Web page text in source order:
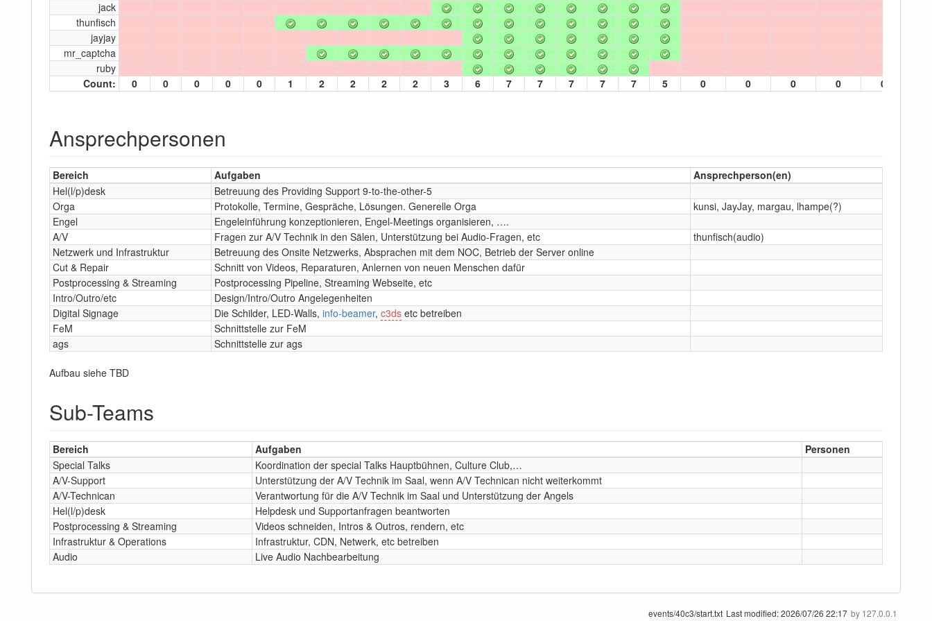
jack
thunfisch
jayjay
mr_captcha
ruby
Count:
0 0 0 0 0 1 2 2 2 2 3 6 7 7 7 7 7 5 0 0 0 0 0
Ansprechpersonen
Bereich Aufgaben
Ansprechperson(en)
Hel(l/p)desk
Betreuung des Providing Support 9-to-the-other-5
Orga
Protokolle, Termine, Gespräche, Lösungen. Generelle Orga
kunsi, JayJay, margau, lhampe(?)
Engel
Engeleinführung konzeptionieren, Engel-Meetings organisieren, ….
A/V
Fragen zur A/V Technik in den Sälen, Unterstützung bei Audio-Fragen, etc
thunfisch(audio)
Netzwerk und Infrastruktur
Betreuung des Onsite Netzwerks, Absprachen mit dem NOC, Betrieb der Server online
Cut & Repair
Schnitt von Videos, Reparaturen, Anlernen von neuen Menschen dafür
Postprocessing & Streaming
Postprocessing Pipeline, Streaming Webseite, etc
Intro/Outro/etc
Design/Intro/Outro Angelegenheiten
Digital Signage
Die Schilder, LED-Walls, info-beamer, c3ds etc betreiben
FeM
Schnittstelle zur FeM
ags
Schnittstelle zur ags
Aufbau siehe TBD
Sub-Teams
Bereich Aufgaben
Personen
Special Talks
Koordination der special Talks Hauptbühnen, Culture Club,…
A/V-Support
Unterstützung der A/V Technik im Saal, wenn A/V Technican nicht weiterkommt
A/V-Technican
Verantwortung für die A/V Technik im Saal und Unterstützung der Angels
Hel(l/p)desk
Helpdesk und Supportanfragen beantworten
Postprocessing & Streaming
Videos schneiden, Intros & Outros, rendern, etc
Infrastruktur & Operations
Infrastruktur, CDN, Netwerk, etc betreiben
Audio
Live Audio Nachbearbeitung
events/40c3/start.txt Last modified:2026/07/26 22:17 by 127.0.0.1